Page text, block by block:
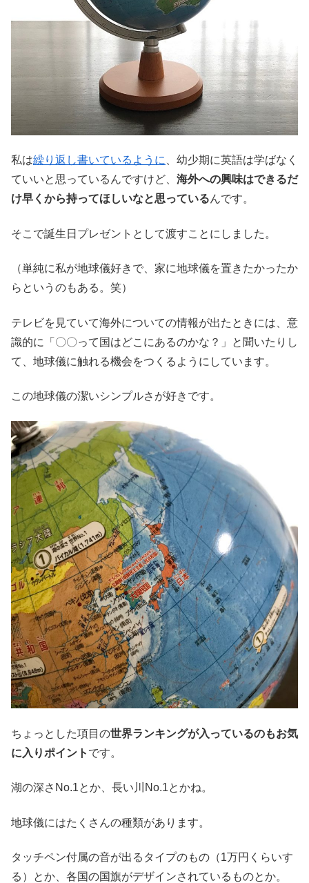
私は繰り返し書いているように
、幼少期に英語は学ばなく
ていいと思っているんですけど、 海外への興味はできるだ
け早くから持ってほしいなと思っているんです。
そこで誕生日プレゼントとして渡すことにしました。
（単純に私が地球儀好きで、家に地球儀を置きたかったか
らというのもある。笑）
テレビを見ていて海外についての情報が出たときには、意
識的に「〇〇って国はどこにあるのかな？」と聞いたりし
て、地球儀に触れる機会をつくるようにしています。
この地球儀の潔いシンプルさが好きです。
ちょっとした項目の世界ランキングが入っているのもお気
に入りポイント です。
湖の深さNo.1とか、長い川No.1とかね。
地球儀にはたくさんの種類があります。
タッチペン付属の音が出るタイプのもの（1万円くらいす
る）とか、各国の国旗がデザインされているものとか。